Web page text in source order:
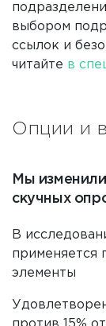
выбором
ссылок и
читайте в
Опции и
Мы
скучных
В
применяется
элементы